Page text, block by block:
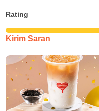
Rating
Kirim Saran